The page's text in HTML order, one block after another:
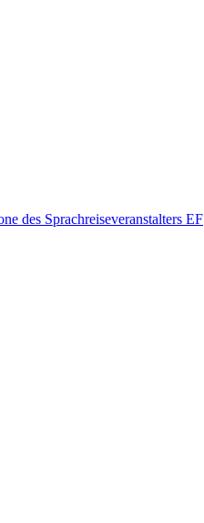
des Sprachreiseveranstalters EF